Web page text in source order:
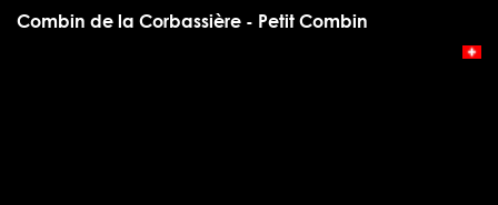
Combin de la Corbassière - Petit Combin